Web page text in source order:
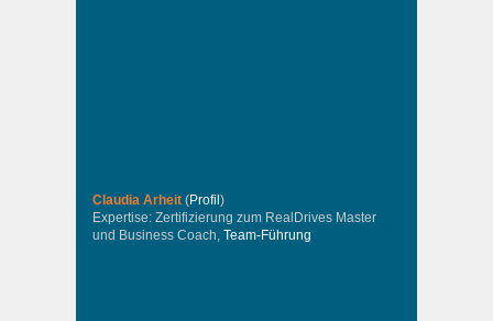
Claudia Arheit (Profil )
Expertise: Zertifizierung zum RealDrives Master
und Business Coach, Team-Führung